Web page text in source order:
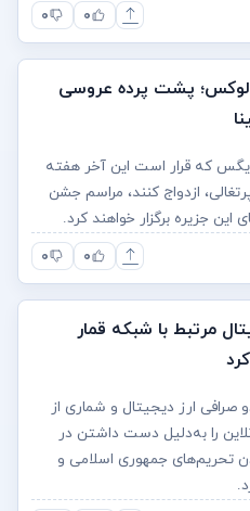
۰ ۰
لوکس؛ پشت پرده عروسی
که قرار است این آخر هفته
ازدواج کنند، مراسم جشن
جزیره برگزار خواهند کرد.
۰ ۰
مرتبط با شبکه قمار
صرافی ارز دیجیتال و شماری از
را به‌دلیل دست داشتن در
تحریم‌های جمهوری اسلامی و